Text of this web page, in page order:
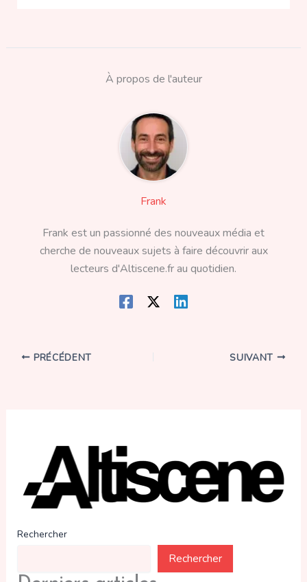
À propos de l'auteur
Frank
Frank est un passionné des nouveaux média et
cherche de nouveaux sujets à faire découvrir aux
lecteurs d'Altiscene.fr au quotidien.
PRÉCÉDENT SUIVANT
Rechercher
Rechercher